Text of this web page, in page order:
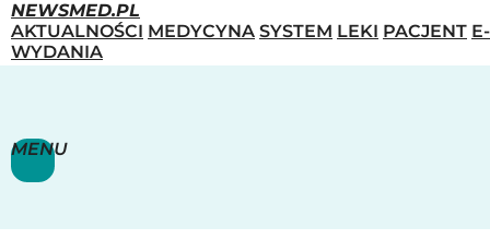
NEWSMED.PL
AKTUALNOŚCI MEDYCYNA SYSTEM LEKI PACJENT E-
WYDANIA
MENU